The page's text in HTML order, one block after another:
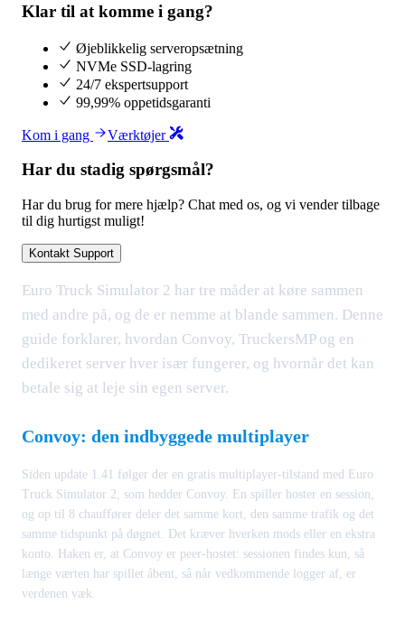
Klar til at komme i gang?
Øjeblikkelig serveropsætning
NVMe SSD-lagring
24/7 ekspertsupport
99,99% oppetidsgaranti
Kom i gang Værktøjer
Har du stadig spørgsmål?
Har du brug for mere hjælp? Chat med os, og vi vender tilbage
til dig hurtigst muligt!
Kontakt Support
Euro Truck Simulator 2 har tre måder at køre sammen
med andre på, og de er nemme at blande sammen. Denne
guide forklarer, hvordan Convoy, TruckersMP og en
dedikeret server hver især fungerer, og hvornår det kan
betale sig at leje sin egen server.
Convoy: den indbyggede multiplayer
Siden update 1.41 følger der en gratis multiplayer-tilstand med Euro
Truck Simulator 2, som hedder Convoy. En spiller hoster en session,
og op til 8 chauffører deler det samme kort, den samme trafik og det
samme tidspunkt på døgnet. Det kræver hverken mods eller en ekstra
konto. Haken er, at Convoy er peer-hostet: sessionen findes kun, så
længe værten har spillet åbent, så når vedkommende logger af, er
verdenen væk.